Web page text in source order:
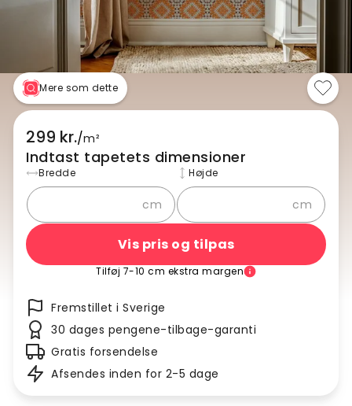
Mere som dette
299 kr./m²
Indtast tapetets dimensioner
Bredde
cm
Højde
cm
Vis pris og tilpas
Tilføj 7-10 cm ekstra margen
Fremstillet i Sverige
30 dages pengene-tilbage-garanti
Gratis forsendelse
Afsendes inden for 2-5 dage